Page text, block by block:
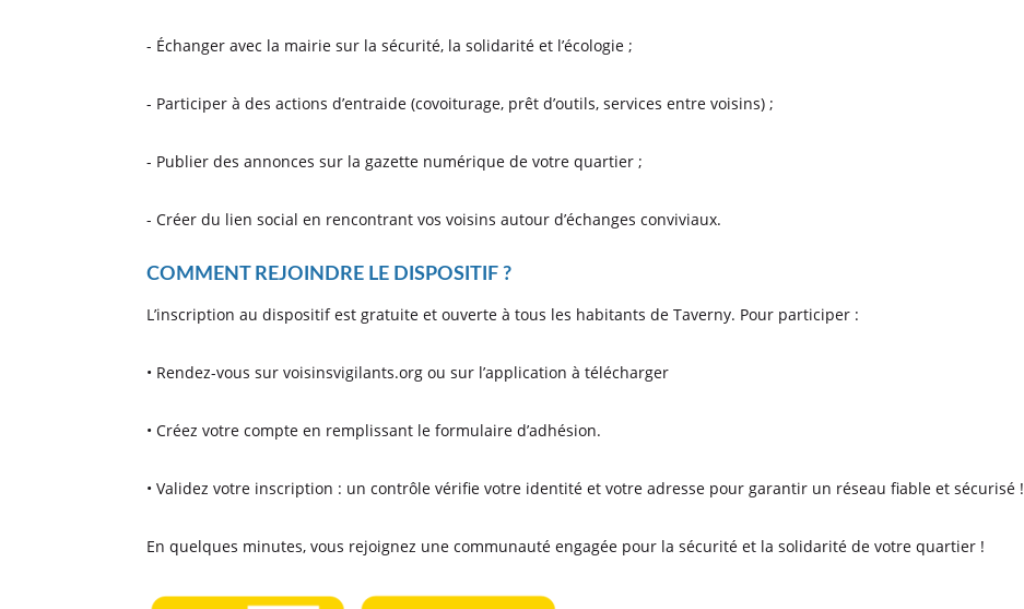
- Échanger avec la mairie sur la sécurité, la solidarité et l’écologie ;
- Participer à des actions d’entraide (covoiturage, prêt d’outils, services entre voisins) ;
- Publier des annonces sur la gazette numérique de votre quartier ;
- Créer du lien social en rencontrant vos voisins autour d’échanges conviviaux.
COMMENT REJOINDRE LE DISPOSITIF ?
L’inscription au dispositif est gratuite et ouverte à tous les habitants de Taverny. Pour participer :
• Rendez-vous sur voisinsvigilants.org ou sur l’application à télécharger
• Créez votre compte en remplissant le formulaire d’adhésion.
• Validez votre inscription : un contrôle vérifie votre identité et votre adresse pour garantir un réseau fiable et sécurisé !
En quelques minutes, vous rejoignez une communauté engagée pour la sécurité et la solidarité de votre quartier !